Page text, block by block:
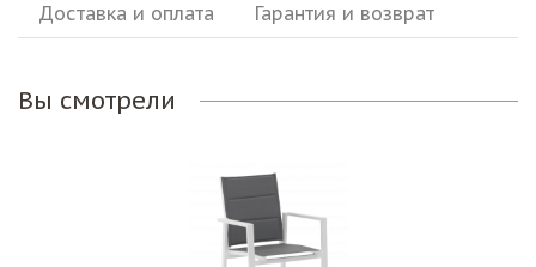
Доставка и оплата Гарантия и возврат
Вы смотрели